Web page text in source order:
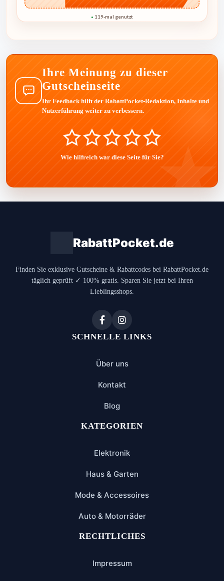
● 119-mal genutzt
Ihre Meinung zu dieser
Gutscheinseite
Ihr Feedback hilft der RabattPocket-Redaktion, Inhalte und
Nutzerführung weiter zu verbessern.
Wie hilfreich war diese Seite für Sie?
RabattPocket.de
Finden Sie exklusive Gutscheine & Rabattcodes bei RabattPocket.de
täglich geprüft ✓ 100% gratis. Sparen Sie jetzt bei Ihren
Lieblingsshops.
SCHNELLE LINKS
Über uns
Kontakt
Blog
KATEGORIEN
Elektronik
Haus & Garten
Mode & Accessoires
Auto & Motorräder
RECHTLICHES
Impressum